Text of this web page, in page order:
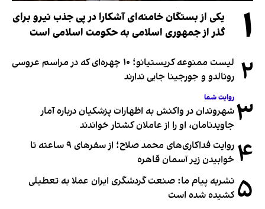
۱
یکی از بستگان خامنه‌ای آشکارا در پی جذب نیرو برای
گذر از جمهوری اسلامی به حکومت اسلامی است
۲
لیست ممنوعه کریستیانو؛ ۱۰ چهره‌ای که در مراسم عروسی
رونالدو و جورجینا جایی ندارند
۳ روایت شما
شهروندان در واکنش به اظهارات پزشکیان درباره آمار
جاویدنامان، او را از عاملان کشتار خواندند
۴
روایت فداکاری‌های محمد صلاح؛ از سفرهای ۹ ساعته تا
خوابیدن زیر آسمان قاهره
۵ نشریه پیام ما: صنعت گردشگری ایران عملا به تعطیلی
کشیده شده است